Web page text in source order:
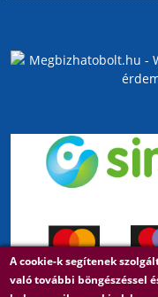
A cookie-k segítenek
való további böngészéssel